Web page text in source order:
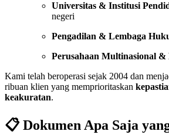
Universitas & Institusi
negeri
Pengadilan & Lembaga
Perusahaan Multinasional
Kami telah beroperasi sejak 2004 dan
ribuan klien yang memprioritaskan
keakuratan.
📋Dokumen Apa Saja